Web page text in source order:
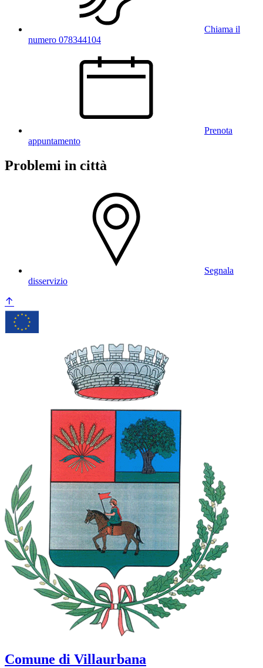
Chiama il
numero 078344104
Prenota
appuntamento
Problemi in città
Segnala
disservizio
Comune di Villaurbana